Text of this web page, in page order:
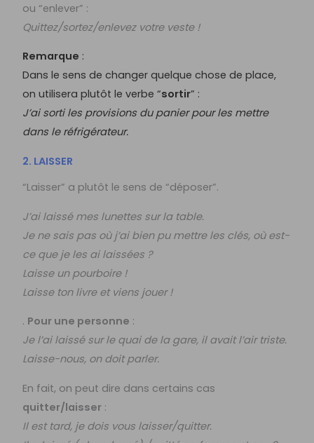
ou “enlever” :
Quittez/sortez/enlevez votre veste !
Remarque :
Dans le sens de changer quelque chose de place,
on utilisera plutôt le verbe “sortir” :
J’ai sorti les provisions du panier pour les mettre
dans le réfrigérateur.
2. LAISSER
“Laisser” a plutôt le sens de “déposer”.
J’ai laissé mes lunettes sur la table.
Je ne sais pas où j’ai bien pu mettre les clés, où est-
ce que je les ai laissées ?
Laisse un pourboire !
Laisse ton livre et viens jouer !
. Pour une personne :
Je l’ai laissé sur le quai de la gare, il avait l’air triste.
Laisse-nous, on doit parler.
En fait, on peut dire dans certains cas
quitter/laisser :
Il est tard, je dois vous laisser/quitter.